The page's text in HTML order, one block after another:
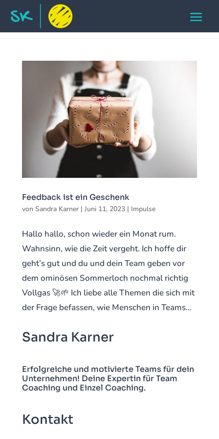
Feedback ist ein Geschenk
von Sandra Karner| Juni 11, 2023| Impulse
Hallo hallo, schon wieder ein Monat rum.
Wahnsinn, wie die Zeit vergeht. Ich hoffe dir
geht’s gut und du und dein Team geben vor
dem ominösen Sommerloch nochmal richtig
Vollgas 🚀🌱 Ich liebe alle Themen die sich mit
der Frage befassen, wie Menschen in Teams...
Sandra Karner
Erfolgreiche und motivierte Teams für dein
Unternehmen! Deine Expertin für Team
Coaching und Einzel Coaching.
Kontakt